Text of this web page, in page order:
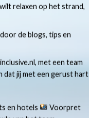
relaxen op het strand,
de blogs, tips en
met een team
dat jij met een gerust hart
en hotels
Voorpret